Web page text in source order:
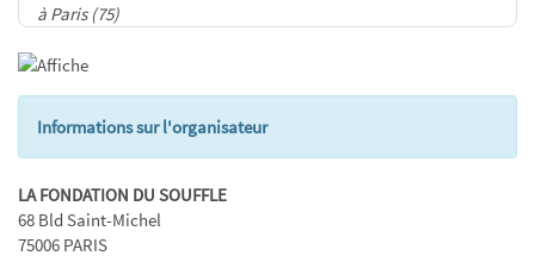
à Paris (75)
Informations sur l'organisateur
LA FONDATION DU SOUFFLE
68 Bld Saint-Michel
75006 PARIS